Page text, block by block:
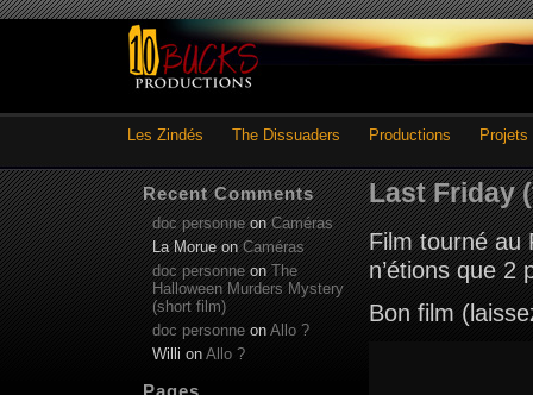
Les Zindés The Dissuaders Productions Projets
Last Friday
Film tourné au
n’étions que 2
Bon film
Recent Comments
doc personneonCaméras
La MorueonCaméras
doc personneonThe
Halloween Murders Mystery
(short film)
doc personne on Allo ?
Willi on Allo ?
Pages